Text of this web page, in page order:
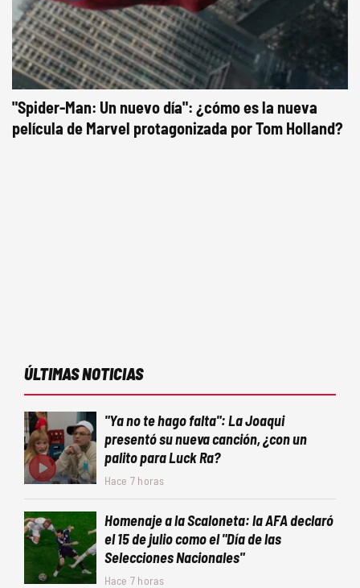
"Spider-Man: Un nuevo día": ¿cómo es la nueva
película de Marvel protagonizada por Tom Holland?
ÚLTIMAS NOTICIAS
"Ya no te hago falta": La Joaqui
presentó su nueva canción, ¿con un
palito para Luck Ra?
Hace 7 horas
Homenaje a la Scaloneta: la AFA declaró
el 15 de julio como el "Día de las
Selecciones Nacionales"
Hace 7 horas